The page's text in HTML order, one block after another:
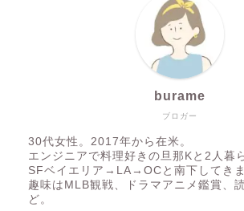
ブロガー
burame
30代女性。2017年から在米。
エンジニアで料理好きの旦那Kと2人暮
SFベイエリア→LA→OCと南下してきま
趣味はMLB観戦、ドラマアニメ鑑賞、
ど。